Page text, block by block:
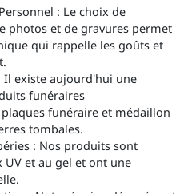
: Le choix de
photos et de gravures permet
qui rappelle les goûts et
Il existe aujourd'hui une
funéraires
funéraire et médaillon
tombales.
: Nos produits sont
UV et au gel et ont une